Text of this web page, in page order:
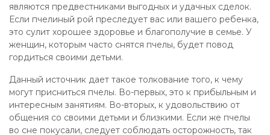
являются предвестниками выгодных и удачных сделок.
Если пчелиный рой преследует вас или вашего ребенка,
это сулит хорошее здоровье и благополучие в семье. У
женщин, которым часто снятся пчелы, будет повод
гордиться своими детьми.
Данный источник дает такое толкование того, к чему
могут присниться пчелы. Во-первых, это к прибыльным и
интересным занятиям. Во-вторых, к удовольствию от
общения со своими детьми и близкими. Если же пчелы
во сне покусали, следует соблюдать осторожность, так